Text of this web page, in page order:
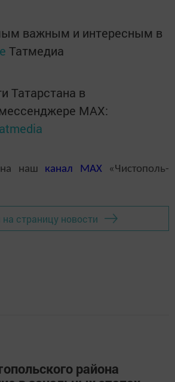
важным и интересным в
Татмедиа
Татарстана в
MАХ:
на наш канал MAX«Чистополь-
на страницу новости
района